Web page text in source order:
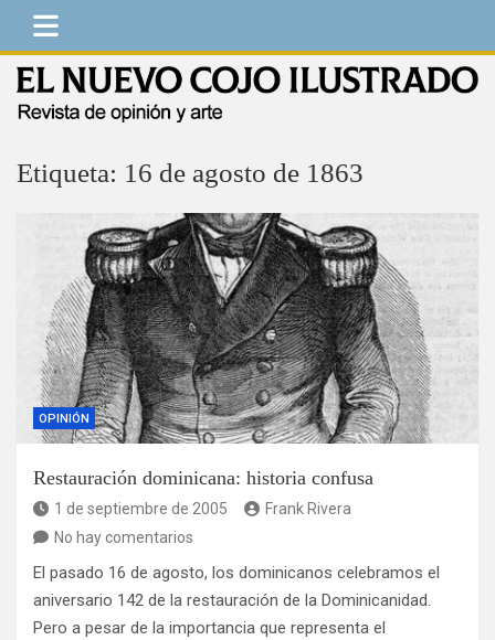
Saltar
contenido
Etiqueta: 16 de agosto de 1863
OPINIÓN
Restauración dominicana: historia confusa
1 de septiembre de 2005
Frank Rivera
No hay comentarios
El pasado 16 de agosto, los dominicanos celebramos el
aniversario 142 de la restauración de la Dominicanidad.
Pero a pesar de la importancia que representa el